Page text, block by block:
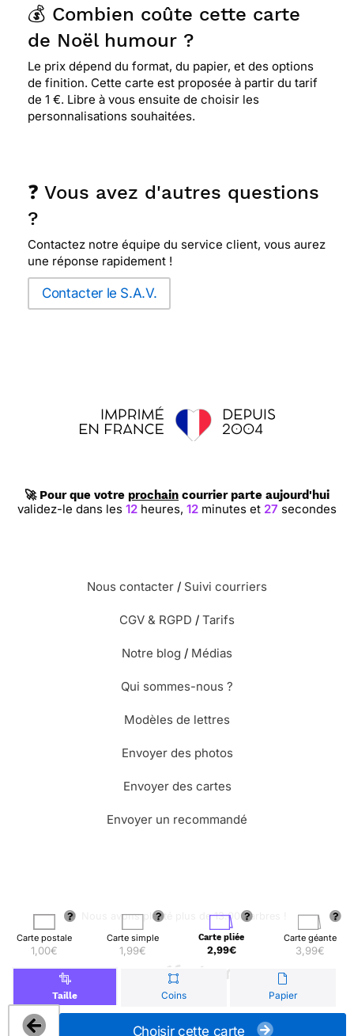
Carte postale
1,00€
Carte simple
1,99€
Carte pliée
2,99€
Carte géante
3,99€
Taille Coins Papier
Choisir cette carte
💰 Combien coûte cette carte
de Noël humour ?
Le prix dépend du format, du papier, et des options
de finition. Cette carte est proposée à partir du tarif
de 1 €. Libre à vous ensuite de choisir les
personnalisations souhaitées.
❓ Vous avez d'autres questions
?
Contactez notre équipe du service client, vous aurez
une réponse rapidement !
Contacter le S.A.V.
🚀 Pour que votre prochain courrier parte aujourd'hui
validez-le dans les 12heures, 12minutes et 26 secondes
Nous contacter / Suivi courriers
CGV & RGPD / Tarifs
Notre blog / Médias
Qui sommes-nous ?
Modèles de lettres
Envoyer des photos
Envoyer des cartes
Envoyer un recommandé
🌳 Nous avons planté plus de 13.000 arbres !
© Merci Facteur